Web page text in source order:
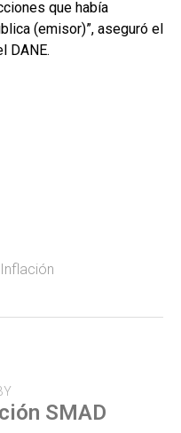
que había
(emisor)”, aseguró el
DANE.
Inflación
SMAD